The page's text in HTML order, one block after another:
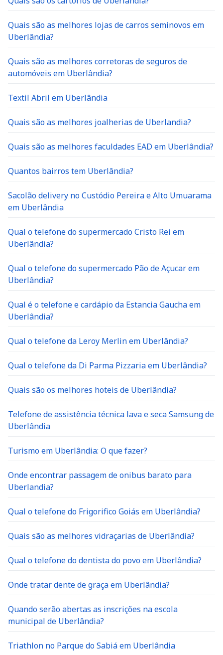
Quais são as melhores lojas de carros seminovos em
Uberlândia?
Quais são as melhores corretoras de seguros de
automóveis em Uberlândia?
Textil Abril em Uberlândia
Quais são as melhores joalherias de Uberlandia?
Quais são as melhores faculdades EAD em Uberlândia?
Quantos bairros tem Uberlândia?
Sacolão delivery no Custódio Pereira e Alto Umuarama
em Uberlândia
Qual o telefone do supermercado Cristo Rei em
Uberlândia?
Qual o telefone do supermercado Pão de Açucar em
Uberlândia?
Qual é o telefone e cardápio da Estancia Gaucha em
Uberlândia?
Qual o telefone da Leroy Merlin em Uberlândia?
Qual o telefone da Di Parma Pizzaria em Uberlândia?
Quais são os melhores hoteis de Uberlândia?
Telefone de assistência técnica lava e seca Samsung de
Uberlândia
Turismo em Uberlândia: O que fazer?
Onde encontrar passagem de onibus barato para
Uberlandia?
Qual o telefone do Frigorifico Goiás em Uberlândia?
Quais são as melhores vidraçarias de Uberlândia?
Qual o telefone do dentista do povo em Uberlândia?
Onde tratar dente de graça em Uberlândia?
Quando serão abertas as inscrições na escola
municipal de Uberlândia?
Triathlon no Parque do Sabiá em Uberlândia